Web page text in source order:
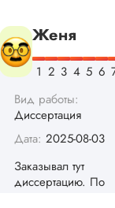
не успел бы
самостоятельно.
Понравилось то,
менеджер
держал меня в
о статусе заказа.
Структура
исследования
выполнена в...
Читать полный